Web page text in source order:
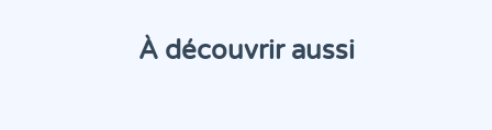
À découvrir aussi